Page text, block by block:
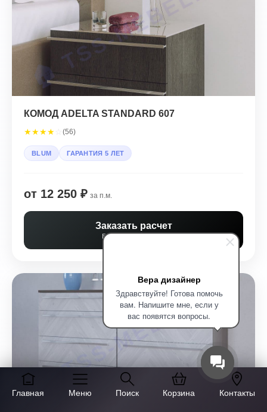
Вера дизайнер
Здравствуйте! Готова помочь
вам. Напишите мне, если у
вас появятся вопросы.
Главная Меню Поиск Корзина Контакты
КОМОД ADELTA STANDARD 607
★★★★ (56)
BLUM ГАРАНТИЯ 5 ЛЕТ
от 12 250 ₽ за п.м.
Заказать расчет
Бесплатно за 30 мин